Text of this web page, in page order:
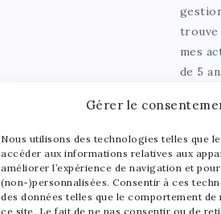
Gérer le
Nous utilisons des technologies telles que
accéder aux informations relatives aux
améliorer l’expérience de navigation et
(non-)personnalisées. Consentir à ces
des données telles que le comportement
ce site. Le fait de ne pas consentir ou de
trouve
mes
de 5